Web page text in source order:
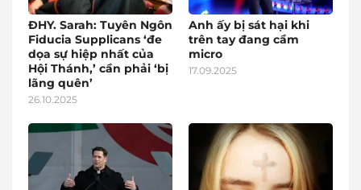
ĐHY. Sarah: Tuyên Ngôn
Fiducia Supplicans ‘đe
dọa sự hiệp nhất của
Hội Thánh,’ cần phải ‘bị
lãng quên’
26.10.2025
Anh ấy bị sát hại khi
trên tay đang cầm
micro
17.09.2025